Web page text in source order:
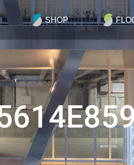
SHOP